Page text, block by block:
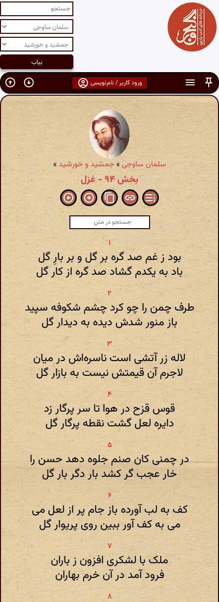
ورود کاربر / نام‌نویسی
سلمان ساوجی»جمشید و خورشید»
بخش ۹۴ - غزل
بود ز غم صد گره بر گل و بر بارِ گل
باد به یکدم گشاد صد گره از کار گل
طرف چمن را چو کرد چشم شکوفه سپید
باز منور شدش دیده به دیدار گل
لاله زر آتشی است ناسره‌اش در میان
لاجرم آن قیمتش نیست به بازار گل
قوس قزح در هوا تا سر پرگار زد
دایره لعل گشت نقطه پرگار گل
در چمنی کان صنم جلوه دهد حسن را
خار عجب گر کشد بار دگر بار گل
کف به لب آورده باز جام پر از لعل می
می به کف آور ببین روی پریوار گل
ملک با لشکری افزون ز باران
فرود آمد در آن خرم بهاران